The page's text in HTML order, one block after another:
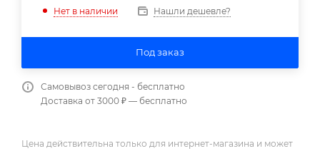
Нет в наличии Нашли дешевле?
Под заказ
Самовывоз сегодня - бесплатно
Доставка от 3000 ₽ — бесплатно
Цена действительна только для интернет-магазина и может